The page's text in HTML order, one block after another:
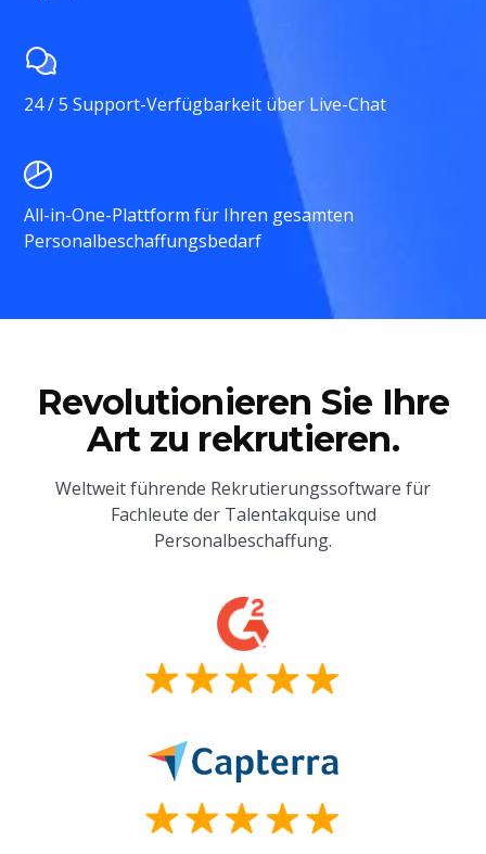
24 / 5 Support-Verfügbarkeit über Live-Chat
All-in-One-Plattform für Ihren gesamten
Personalbeschaffungsbedarf
Revolutionieren Sie Ihre
Art zu rekrutieren.
Weltweit führende Rekrutierungssoftware für
Fachleute der Talentakquise und
Personalbeschaffung.